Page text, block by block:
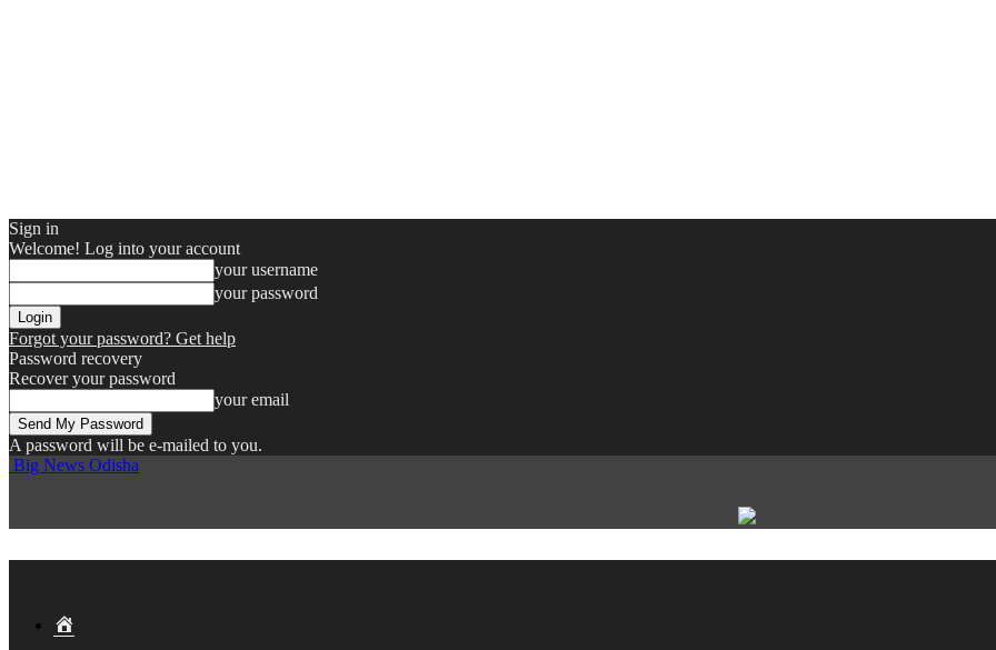
Sign in
Welcome! Log into your account
your username
your password
Forgot your password? Get help
Password recovery
Recover your password
your email
A password will be e-mailed to you.
Big News Odisha